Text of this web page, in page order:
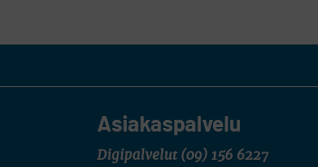
Asiakaspalvelu
Digipalvelut (09) 156 6227